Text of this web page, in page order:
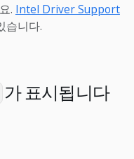
. Intel Driver Support
습니다.
가 표시됩니다